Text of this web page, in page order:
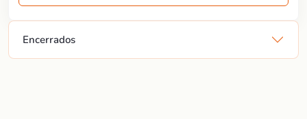
Encerrados